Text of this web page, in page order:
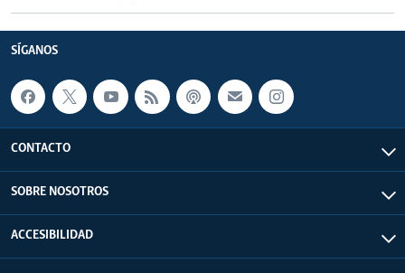
SÍGANOS
CONTACTO
SOBRE NOSOTROS
ACCESIBILIDAD